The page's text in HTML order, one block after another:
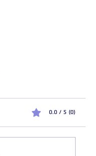
0.0 / 5 (0)